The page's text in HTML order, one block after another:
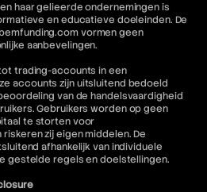
haar gelieerde ondernemingen is
en educatieve doeleinden. De
vormen geen
aanbevelingen.
trading-accounts in een
accounts zijn uitsluitend bedoeld
van de handelsvaardigheid
Gebruikers worden op geen
te storten voor
zij eigen middelen. De
afhankelijk van individuele
gestelde regels en doelstellingen.